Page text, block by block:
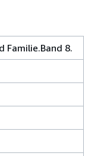
Familie.Band 8.